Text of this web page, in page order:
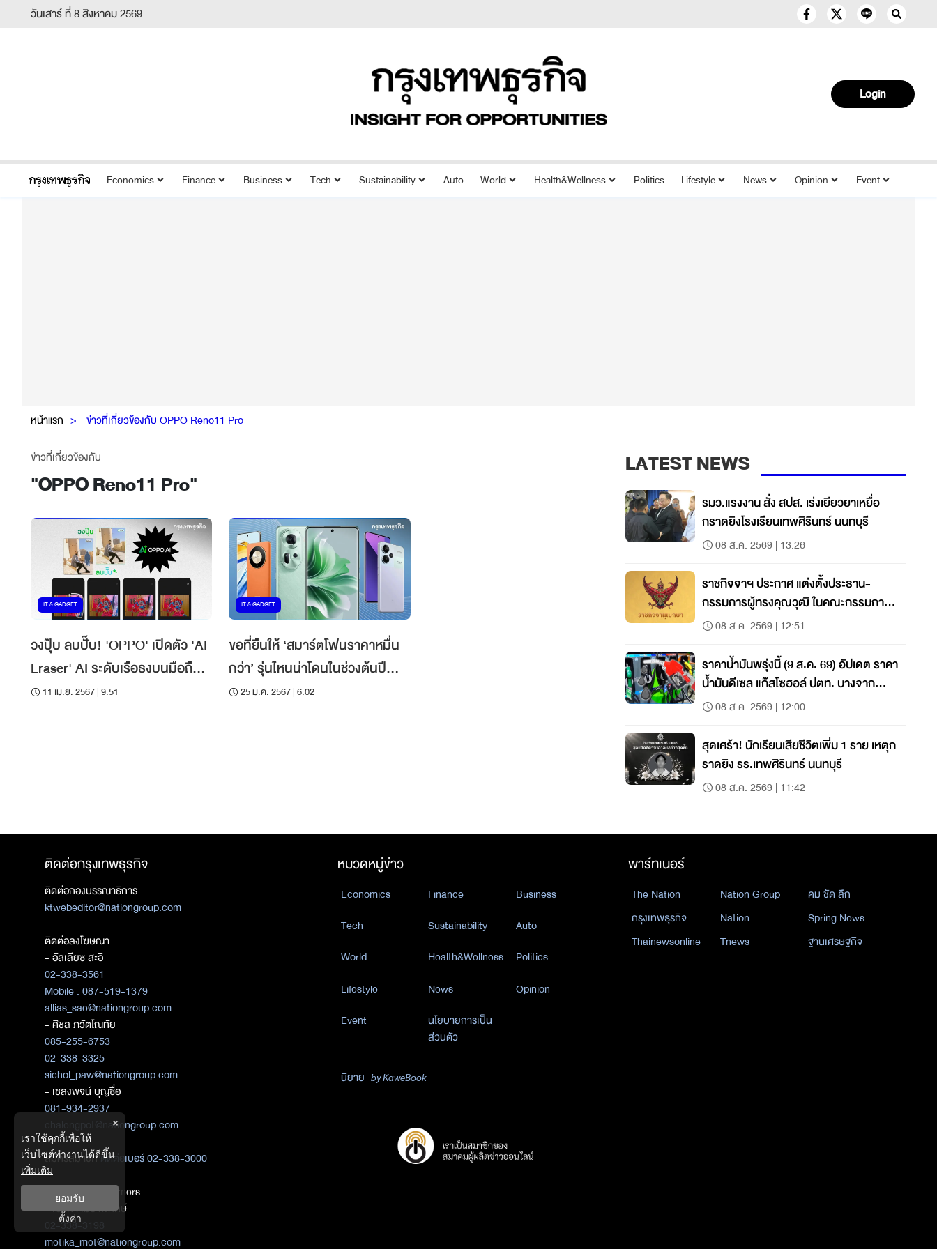
วันเสาร์ ที่ 8 สิงหาคม 2569
Login
Economics Finance Business Tech Sustainability Auto World Health&Wellness Politics Lifestyle News Opinion Event
หน้าแรก ข่าวที่เกี่ยวข้องกับ OPPO Reno11 Pro
ข่าวที่เกี่ยวข้องกับ
"OPPO Reno11 Pro"
IT & GADGET
วงปุ๊บ ลบปั๊บ! 'OPPO' เปิดตัว 'AI
Eraser' AI ระดับเรือธงบนมือถือ
ราคาหมื่นต้น
11 เม.ย. 2567 | 9:51
IT & GADGET
ขอที่ยืนให้ ‘สมาร์ตโฟนราคาหมื่น
กว่า’ รุ่นไหนน่าโดนในช่วงต้นปี
มังกรทอง
25 ม.ค. 2567 | 6:02
LATEST NEWS
รมว.แรงงาน สั่ง สปส. เร่งเยียวยาเหยื่อ
กราดยิงโรงเรียนเทพศิรินทร์ นนทบุรี
08 ส.ค. 2569 | 13:26
ราชกิจจาฯ ประกาศ แต่งตั้งประธาน-
กรรมการผู้ทรงคุณวุฒิ ในคณะกรรมการ
สดร.08 ส.ค. 2569 | 12:51
ราคาน้ำมันพรุ่งนี้ (9 ส.ค. 69) อัปเดต ราคา
น้ำมันดีเซล แก๊สโซฮอล์ ปตท. บางจาก
เชลล์08 ส.ค. 2569 | 12:00
สุดเศร้า! นักเรียนเสียชีวิตเพิ่ม 1 ราย เหตุก
ราดยิง รร.เทพศิรินทร์ นนทบุรี
08 ส.ค. 2569 | 11:42
ติดต่อกรุงเทพธุรกิจ
ติดต่อกองบรรณาธิการ
ktwebeditor@nationgroup.com
ติดต่อลงโฆษณา
- อัลเลียซ สะอิ
02-338-3561
Mobile : 087-519-1379
allias_sae@nationgroup.com
- ศิชล ภวัตโณทัย
085-255-6753
02-338-3325
sichol_paw@nationgroup.com
- เชลงพจน์ บุญซื่อ
081-934-2937
chalengpot@nationgroup.com
สมัครสมาชิกติดต่อเบอร์ 02-338-3000
ติดต่อ Media Partners
- เมธิกา เมธาพิทักษ์
02-338-3198
metika_met@nationgroup.com
หมวดหมู่ข่าว
Economics Finance
Business
Tech
Sustainability
Auto
World
Health&Wellness
Politics
Lifestyle
News
Opinion
Event
นโยบายการเป็น
ส่วนตัว
นิยาย by KaweBook
พาร์ทเนอร์
The Nation Nation Group
คม ชัด ลึก
กรุงเทพธุรกิจ
Nation
Spring News
Thainewsonline
Tnews ฐานเศรษฐกิจ
×
เราใช้คุกกี้เพื่อให้
เว็บไซต์ทำงานได้ดีขึ้น
เพิ่มเติม
ยอมรับ
ตั้งค่า